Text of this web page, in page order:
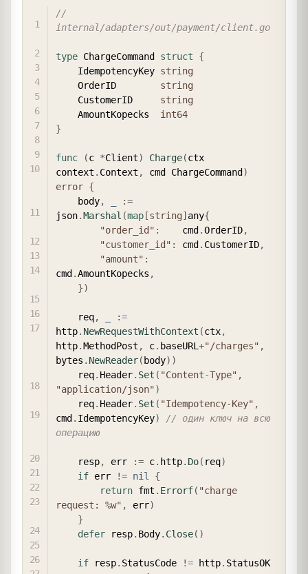
//
internal/adapters/out/payment/client.go
type ChargeCommand struct
{
    IdempotencyKey
string
    OrderID
string
    CustomerID
string
    AmountKopecks
int64
}
func (c *Client) Charge(ctx
context . Context , cmd ChargeCommand )
error {
    body
,
:=
json.Marshal (map [string] any{
"order_id" :
    cmd
.OrderID,
"customer_id" : cmd . CustomerID,
"amount" :
cmd .AmountKopecks ,
})
    req
,
:=
http. NewRequestWithContext (ctx,
http.MethodPost , c. baseURL +"/charges" ,
bytes . NewReader( body) )
    req
. Header. Set ( "Content-Type" ,
"application/json")
    req
. Header. Set ( "Idempotency-Key" ,
cmd . IdempotencyKey)
// один ключ на всю
операцию
    resp
, err := c. http. Do( req)
if err != nil
{
return fmt . Errorf( "charge
request: %w" , err)
}
defer resp. Body. Close( )
if resp. StatusCode != http.